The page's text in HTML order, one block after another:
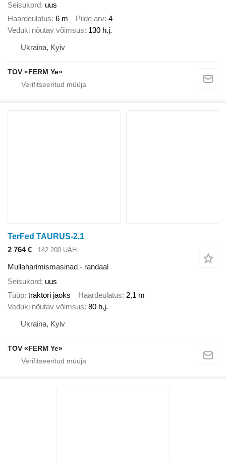
Seisukord uus
Haardeulatus 6 m Piide arv 4
Veduki nõutav võimsus 130 h.j.
Ukraina, Kyiv
TOV «FERM Ye»
TerFed TAURUS-2,1
2 764 €
142 200 UAH
Mullaharimismasinad - randaal
Seisukord uus
Tüüp traktori jaoks Haardeulatus 2,1 m
Veduki nõutav võimsus 80 h.j.
Ukraina, Kyiv
TOV «FERM Ye»